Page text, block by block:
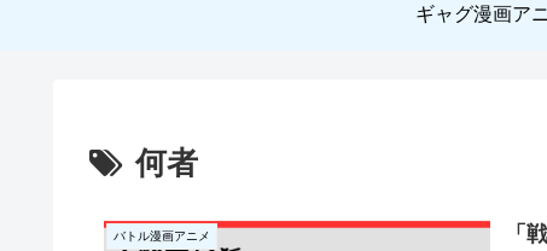
ギャグ漫画ア
何者
バトル漫画アニメ
「